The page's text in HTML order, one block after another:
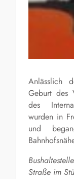
Anlässlich
Geburt des
des
wurden in
und
Straße im